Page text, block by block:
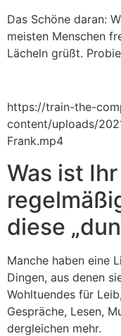
Das Schöne daran:
meisten Menschen
Lächeln grüßt.
https://train-the-
content/uploads/
Frank.mp4
Was ist
diese
Manche haben eine
Dingen, aus denen
Wohltuendes für
Gespräche, Lesen,
dergleichen mehr.